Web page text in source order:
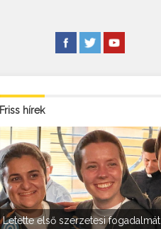
Friss hírek
Letette első szerzetesi fogadalmát